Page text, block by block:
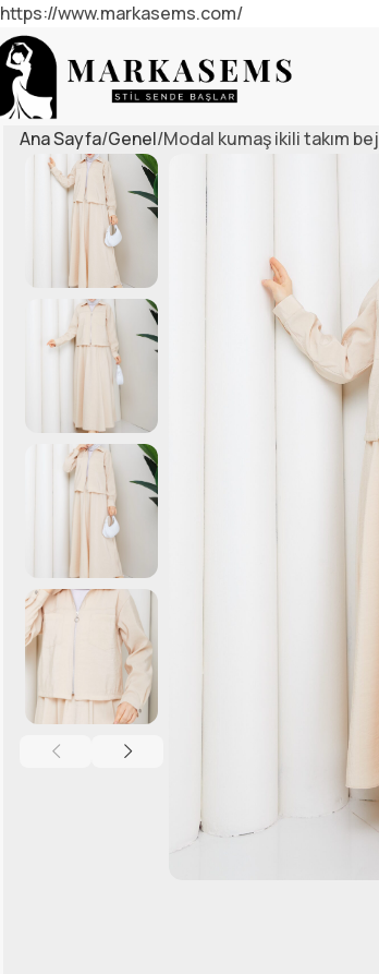
https://www.markasems.com/
Ana Sayfa Genel Modal kumaş ikili takım bej